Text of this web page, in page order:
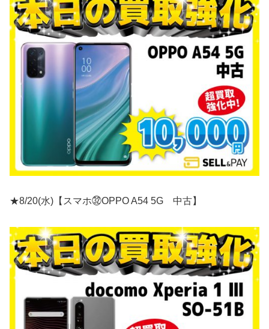
★8/20(水)【スマホ㉜OPPO A54 5G 中古】